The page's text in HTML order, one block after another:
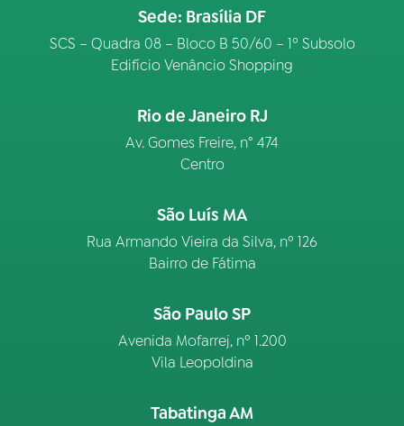
Sede: Brasília DF
SCS – Quadra 08 – Bloco B 50/60 – 1º Subsolo
Edifício Venâncio Shopping
Rio de Janeiro RJ
Av. Gomes Freire, n° 474
Centro
São Luís MA
Rua Armando Vieira da Silva, nº 126
Bairro de Fátima
São Paulo SP
Avenida Mofarrej, nº 1.200
Vila Leopoldina
Tabatinga AM